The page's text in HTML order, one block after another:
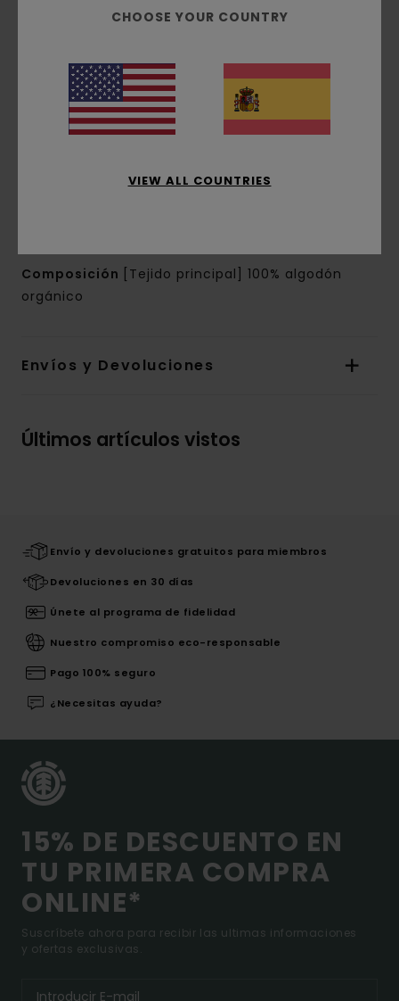
orgánico [180 g/m2]
Cuello:Cuello redondo
Mangas:manga corta
Marca:Estampado con base de agua en parte
Composición
[Tejido principal] 100% algodón
orgánico
Envíos y Devoluciones
Últimos artículos vistos
Envío y devoluciones gratuitos para miembros
Devoluciones en 30 días
Únete al programa de fidelidad
Nuestro compromiso eco-responsable
Pago 100% seguro
¿Necesitas ayuda?
15% DE DESCUENTO EN
TU PRIMERA COMPRA
ONLINE*
Suscríbete ahora para recibir las ultimas informaciones
y ofertas exclusivas.
CHOOSE YOUR COUNTRY
VIEW ALL COUNTRIES